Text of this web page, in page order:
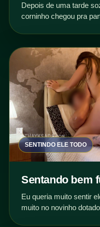
Depois de uma tarde
corninho chegou pra
SENTINDO ELE TODO
Sentando bem
Eu queria muito sentir
muito no novinho